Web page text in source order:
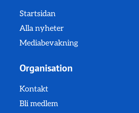
Startsidan
Alla nyheter
Mediabevakning
Organisation
Kontakt
Bli medlem